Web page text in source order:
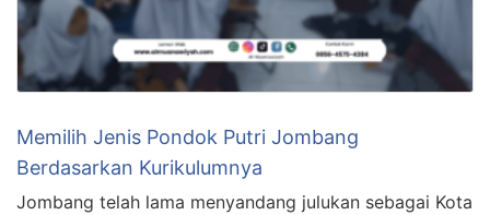
Memilih Jenis Pondok Putri Jombang
Berdasarkan Kurikulumnya
Jombang telah lama menyandang julukan sebagai Kota